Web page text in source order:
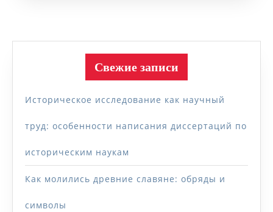
Свежие записи
Историческое исследование как научный
труд: особенности написания диссертаций по
историческим наукам
Как молились древние славяне: обряды и
символы